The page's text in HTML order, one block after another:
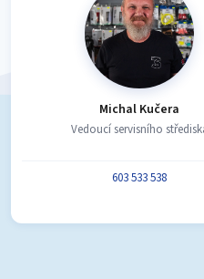
Michal Kučera
Vedoucí servisního
603 533 538